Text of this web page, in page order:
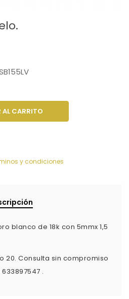
AL CARRITO
y condiciones
blanco de 18k con 5mmx 1,5
20. Consulta sin compromiso
.